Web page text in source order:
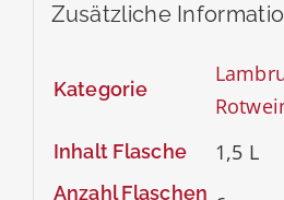
Zusätzliche
Kategorie
Inhalt Flasche 1,5 L
Anzahl Flaschen